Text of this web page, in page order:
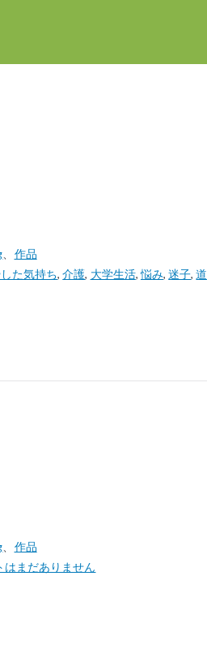
作品
た気持ち,介護, 大学生活,悩み,迷子,道
作品
はまだありません